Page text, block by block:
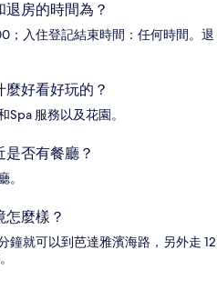
房的時間為？
；入住登記結束時間：任何時間。退
好看好玩的？
Spa 服務以及花園。
是否有餐廳？
。
怎麼樣？
鐘就可以到芭達雅濱海路，另外走 12